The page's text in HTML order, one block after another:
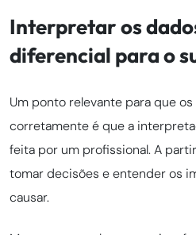
Interpretar os
diferencial para o
Um ponto relevante para que
corretamente é que a
feita por um profissional. A
tomar decisões e entender os
causar.